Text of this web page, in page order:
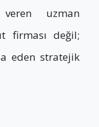
uzman
firması değil;
eden stratejik